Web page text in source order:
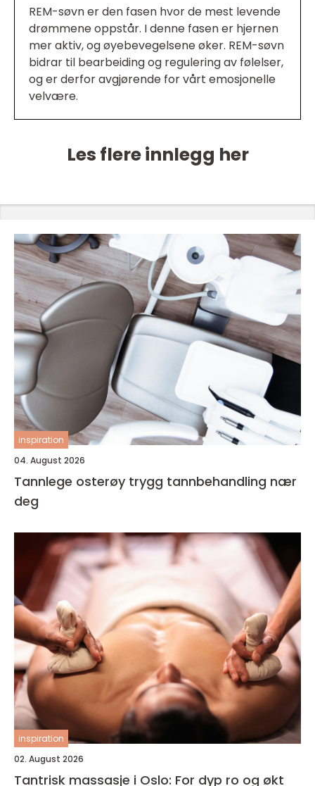
REM-søvn er den fasen hvor de mest levende
drømmene oppstår. I denne fasen er hjernen
mer aktiv, og øyebevegelsene øker. REM-søvn
bidrar til bearbeiding og regulering av følelser,
og er derfor avgjørende for vårt emosjonelle
velvære.
Les flere innlegg her
inspiration
04. August 2026
Tannlege osterøy trygg tannbehandling nær
deg
inspiration
02. August 2026
Tantrisk massasje i Oslo: For dyp ro og økt